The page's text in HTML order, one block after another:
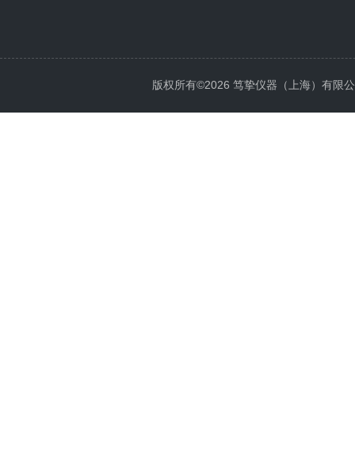
版权所有©2026 笃挚仪器（上海）有限